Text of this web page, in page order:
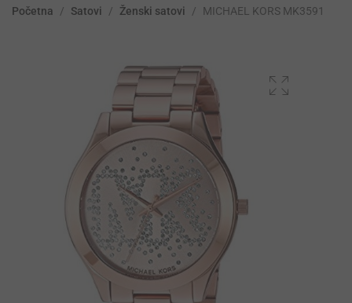
Početna / Satovi / Ženski satovi / MICHAEL KORS MK3591